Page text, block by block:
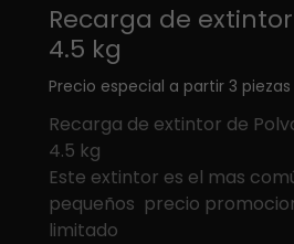
Recarga de
4.5 kg
Precio especial a partir 3 piezas
Recarga de extintor de
4.5 kg
Este extintor es el mas
pequeños precio
limitado